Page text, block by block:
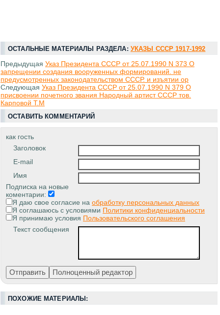
ОСТАЛЬНЫЕ МАТЕРИАЛЫ РАЗДЕЛА: УКАЗЫ СССР 1917-1992
Предыдущая Указ Президента СССР от 25.07.1990 N 373 О
запрещении создания вооруженных формирований. не
предусмотренных законодательством СССР. и изъятии ор
Следующая Указ Президента СССР от 25.07.1990 N 379 О
присвоении почетного звания Народный артист СССР тов.
Карповой Т.М
ОСТАВИТЬ КОММЕНТАРИЙ
как гость
Заголовок
E-mail
Имя
Подписка на новые
коментарии:
Я даю свое согласие на обработку персональных данных
Я соглашаюсь с условиями Политики конфиденциальности
Я принимаю условия Пользовательского соглашения
Текст сообщения
ПОХОЖИЕ МАТЕРИАЛЫ: